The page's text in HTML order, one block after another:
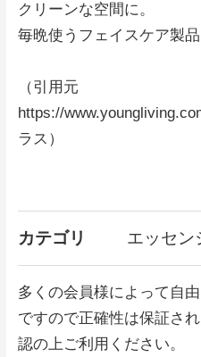
クリーンな空間に。
毎晩使うフェイスケア製
（引用元
https://
ラス）
カテゴリ エッセン
多くの会員様によって自
ですので正確性は保証さ
認の上ご利用ください。